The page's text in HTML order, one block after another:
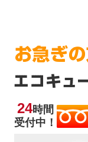
24時間
受付中！